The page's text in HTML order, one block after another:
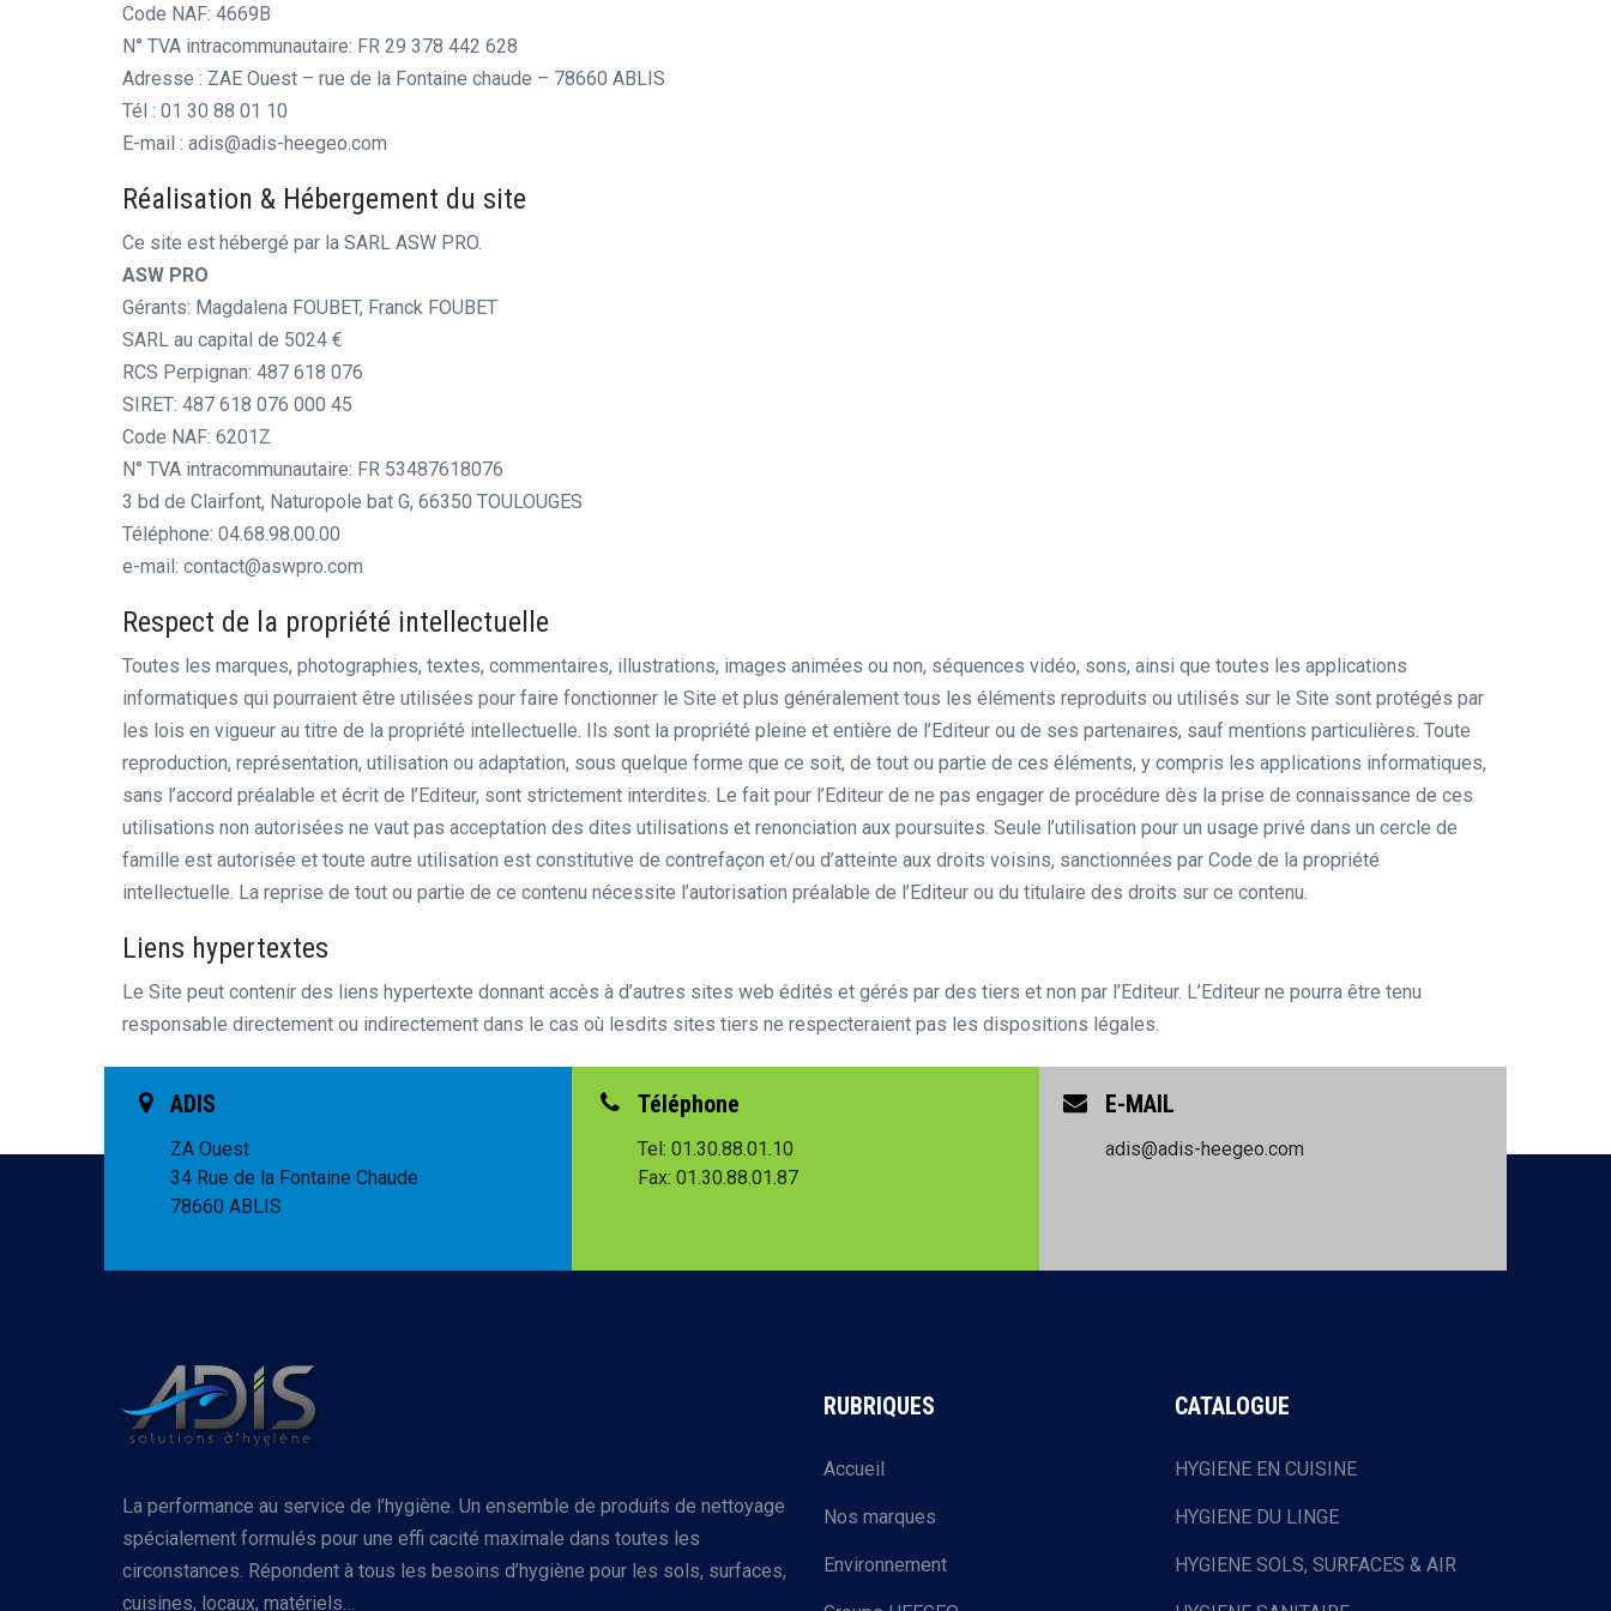
Code NAF: 4669B
N° TVA intracommunautaire: FR 29 378 442 628
Adresse : ZAE Ouest – rue de la Fontaine chaude – 78660 ABLIS
Tél : 01 30 88 01 10
E-mail : adis@adis-heegeo.com
Réalisation & Hébergement du site
Ce site est hébergé par la SARL ASW PRO.
ASW PRO
Gérants: Magdalena FOUBET, Franck FOUBET
SARL au capital de 5024 €
RCS Perpignan: 487 618 076
SIRET: 487 618 076 000 45
Code NAF: 6201Z
N° TVA intracommunautaire: FR 53487618076
3 bd de Clairfont, Naturopole bat G, 66350 TOULOUGES
Téléphone: 04.68.98.00.00
e-mail: contact@aswpro.com
Respect de la propriété intellectuelle
Toutes les marques, photographies, textes, commentaires, illustrations, images animées ou non, séquences vidéo, sons, ainsi que toutes les applications
informatiques qui pourraient être utilisées pour faire fonctionner le Site et plus généralement tous les éléments reproduits ou utilisés sur le Site sont protégés par
les lois en vigueur au titre de la propriété intellectuelle. Ils sont la propriété pleine et entière de l’Editeur ou de ses partenaires, sauf mentions particulières. Toute
reproduction, représentation, utilisation ou adaptation, sous quelque forme que ce soit, de tout ou partie de ces éléments, y compris les applications informatiques,
sans l’accord préalable et écrit de l’Editeur, sont strictement interdites. Le fait pour l’Editeur de ne pas engager de procédure dès la prise de connaissance de ces
utilisations non autorisées ne vaut pas acceptation des dites utilisations et renonciation aux poursuites. Seule l’utilisation pour un usage privé dans un cercle de
famille est autorisée et toute autre utilisation est constitutive de contrefaçon et/ou d’atteinte aux droits voisins, sanctionnées par Code de la propriété
intellectuelle. La reprise de tout ou partie de ce contenu nécessite l’autorisation préalable de l’Editeur ou du titulaire des droits sur ce contenu.
Liens hypertextes
Le Site peut contenir des liens hypertexte donnant accès à d’autres sites web édités et gérés par des tiers et non par l’Editeur. L’Editeur ne pourra être tenu
responsable directement ou indirectement dans le cas où lesdits sites tiers ne respecteraient pas les dispositions légales.
ADIS
ZA Ouest
34 Rue de la Fontaine Chaude
78660 ABLIS
Téléphone
Tel: 01.30.88.01.10
Fax: 01.30.88.01.87
E-MAIL
adis@adis-heegeo.com
La performance au service de l’hygiène. Un ensemble de produits de nettoyage
spécialement formulés pour une effi cacité maximale dans toutes les
circonstances. Répondent à tous les besoins d’hygiène pour les sols, surfaces,
cuisines, locaux, matériels…
RUBRIQUES
Accueil
Nos marques
Environnement
CATALOGUE
HYGIENE EN CUISINE
HYGIENE DU LINGE
HYGIENE SOLS, SURFACES & AIR